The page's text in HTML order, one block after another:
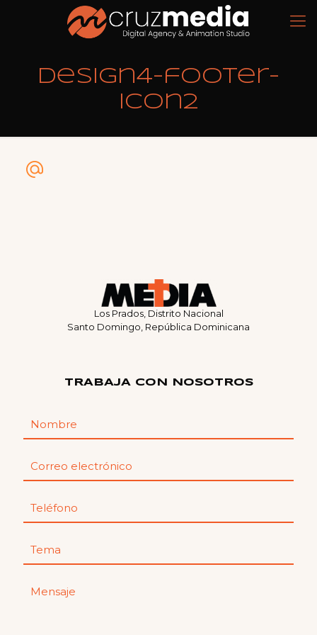
design4-footer-
icon2
Los Prados, Distrito Nacional
Santo Domingo, República Dominicana
TRABAJA CON NOSOTROS